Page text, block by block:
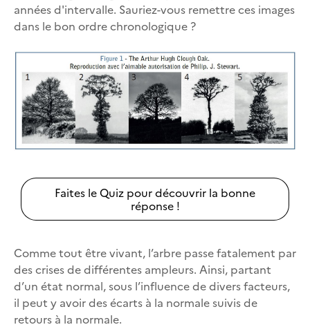
années d'intervalle. Sauriez-vous remettre ces images
dans le bon ordre chronologique ?
Faites le Quiz pour découvrir la bonne
réponse !
Comme tout être vivant, l’arbre passe fatalement par
des crises de différentes ampleurs. Ainsi, partant
d’un état normal, sous l’influence de divers facteurs,
il peut y avoir des écarts à la normale suivis de
retours à la normale.